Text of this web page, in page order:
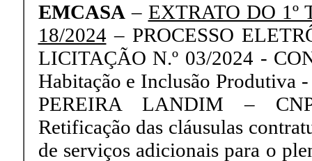
EMCASA– EXTRATO DO 1º
18/2024 – PROCESSO
LICITAÇÃO N.º 03/2024 -
Habitação e Inclusão
PEREIRA LANDIM –
Retificação das cláusulas
de serviços adicionais para o